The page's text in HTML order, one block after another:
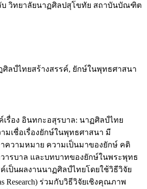
บ วิทยาลัยนาฏศิลปสุโขทัย สถาบันบัณฑิต
ลป์ไทยสร้างสรรค์, ยักษ์ในพุทธศาสนา
รื่อง อินทกะอสุรบาล: นาฏศิลป์ไทย
มเชื่อเรื่องยักษ์ในพุทธศาสนา มี
ความหมาย ความเป็นมาของยักษ์ คติ
วารบาล และบทบาทของยักษ์ในพระพุทธ
เป็นผลงานนาฏศิลป์ไทยโดยใช้วิธีวิจัย
Research) ร่วมกับวิธีวิจัยเชิงคุณภาพ